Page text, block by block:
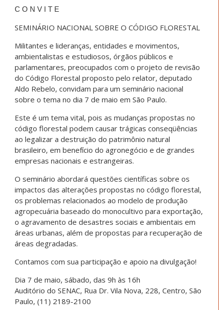
C O N V I T E
SEMINÁRIO NACIONAL SOBRE O CÓDIGO FLORESTAL
Militantes e lideranças, entidades e movimentos,
ambientalistas e estudiosos, órgãos públicos e
parlamentares, preocupados com o projeto de revisão
do Código Florestal proposto pelo relator, deputado
Aldo Rebelo, convidam para um seminário nacional
sobre o tema no dia 7 de maio em São Paulo.
Este é um tema vital, pois as mudanças propostas no
código florestal podem causar trágicas conseqüências
ao legalizar a destruição do patrimônio natural
brasileiro, em benefício do agronegócio e de grandes
empresas nacionais e estrangeiras.
O seminário abordará questões científicas sobre os
impactos das alterações propostas no código florestal,
os problemas relacionados ao modelo de produção
agropecuária baseado do monocultivo para exportação,
o agravamento de desastres sociais e ambientais em
áreas urbanas, além de propostas para recuperação de
áreas degradadas.
Contamos com sua participação e apoio na divulgação!
Dia 7 de maio, sábado, das 9h às 16h
Auditório do SENAC, Rua Dr. Vila Nova, 228, Centro, São
Paulo, (11) 2189-2100